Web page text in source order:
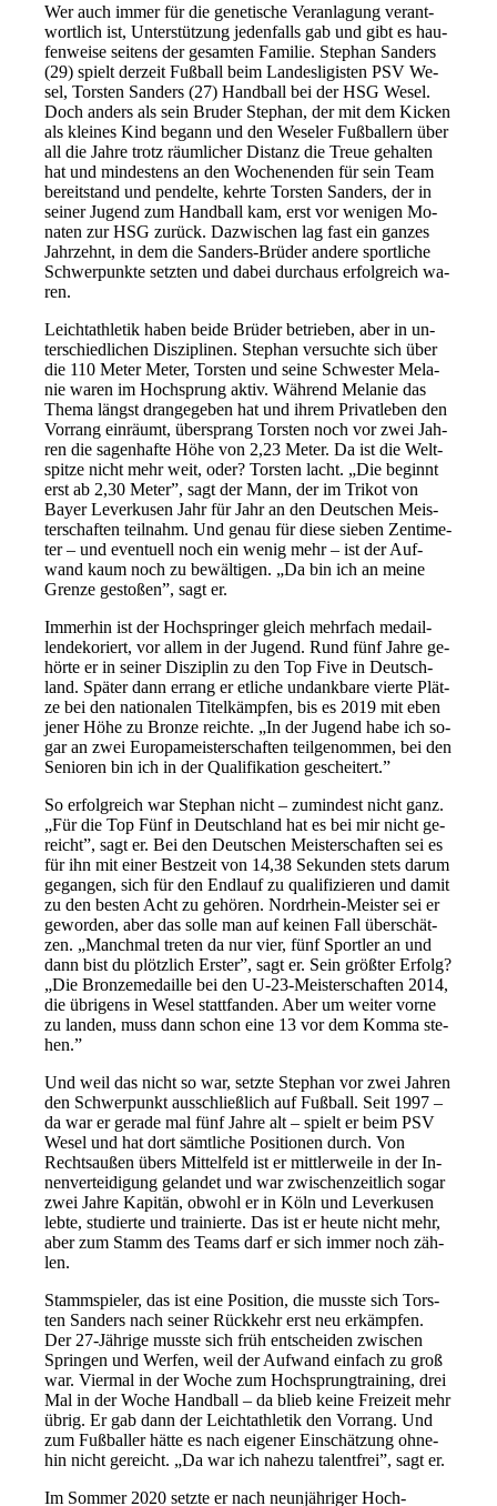
Wer auch im­mer für die ge­ne­ti­sche Ver­an­la­gung ver­ant­
wort­lich ist, Un­ter­stüt­zung je­den­falls gab und gibt es hau­
fen­wei­se sei­tens der ge­sam­ten Fa­mi­lie. Ste­phan San­ders
(29) spielt der­zeit Fuß­ball beim Lan­des­li­gis­ten PSV We­
sel, Tors­ten San­ders (27) Hand­ball bei der HSG We­sel.
Doch an­ders als sein Bru­der Ste­phan, der mit dem Ki­cken
als klei­nes Kind be­gann und den We­seler Fuß­bal­lern über
all die Jah­re trotz räum­li­cher Di­stanz die Treue ge­hal­ten
hat und min­des­tens an den Wo­chen­en­den für sein Team
be­reit­stand und pen­del­te, kehr­te Tors­ten San­ders, der in
sei­ner Ju­gend zum Hand­ball kam, erst vor we­ni­gen Mo­
na­ten zur HSG zu­rück. Da­zwi­schen lag fast ein gan­zes
Jahr­zehnt, in dem die San­ders-Brü­der an­de­re sport­li­che
Schwer­punk­te setz­ten und da­bei durch­aus er­folg­reich wa­
ren.
Leicht­ath­le­tik ha­ben bei­de Brü­der be­trie­ben, aber in un­
ter­schied­li­chen Dis­zi­pli­nen. Ste­phan ver­such­te sich über
die 110 Me­ter Me­ter, Tors­ten und sei­ne Schwes­ter Me­la­
nie wa­ren im Hoch­sprung ak­tiv. Wäh­rend Me­la­nie das
The­ma längst dran­ge­ge­ben hat und ih­rem Pri­vat­le­ben den
Vor­rang ein­räumt, über­sprang Tors­ten noch vor zwei Jah­
ren die sa­gen­haf­te Hö­he von 2,23 Me­ter. Da ist die Welt­
spit­ze nicht mehr weit, oder? Tors­ten lacht. „Die be­ginnt
erst ab 2,30 Me­ter”, sagt der Mann, der im Tri­kot von
Bay­er Le­ver­ku­sen Jahr für Jahr an den Deut­schen Meis­
ter­schaf­ten teil­nahm. Und ge­nau für die­se sie­ben Zen­ti­me­
ter – und even­tu­ell noch ein we­nig mehr – ist der Auf­
wand kaum noch zu be­wäl­ti­gen. „Da bin ich an mei­ne
Gren­ze ge­sto­ßen”, sagt er.
Im­mer­hin ist der Hoch­sprin­ger gleich mehr­fach me­dail­
len­de­ko­riert, vor al­lem in der Ju­gend. Rund fünf Jah­re ge­
hör­te er in sei­ner Dis­zi­plin zu den Top Fi­ve in Deutsch­
land. Spä­ter dann er­rang er et­li­che un­dank­ba­re vier­te Plät­
ze bei den na­tio­na­len Ti­tel­kämp­fen, bis es 2019 mit eben
je­ner Hö­he zu Bron­ze reich­te. „In der Ju­gend ha­be ich so­
gar an zwei Eu­ro­pa­meis­ter­schaf­ten teil­ge­nom­men, bei den
Se­nio­ren bin ich in der Qua­li­fi­ka­ti­on ge­schei­tert.”
So er­folg­reich war Ste­phan nicht – zu­min­dest nicht ganz.
„Für die Top Fünf in Deutsch­land hat es bei mir nicht ge­
reicht”, sagt er. Bei den Deut­schen Meis­ter­schaf­ten sei es
für ihn mit ei­ner Best­zeit von 14,38 Se­kun­den stets dar­um
ge­gan­gen, sich für den End­lauf zu qua­li­fi­zie­ren und da­mit
zu den bes­ten Acht zu ge­hö­ren. Nord­rhein-Meis­ter sei er
ge­wor­den, aber das sol­le man auf kei­nen Fall über­schät­
zen. „Manch­mal tre­ten da nur vier, fünf Sport­ler an und
dann bist du plötz­lich Ers­ter”, sagt er. Sein grö­ß­ter Er­folg?
„Die Bron­ze­me­dail­le bei den U-23-Meis­ter­schaf­ten 2014,
die üb­ri­gens in We­sel statt­fan­den. Aber um wei­ter vor­ne
zu lan­den, muss dann schon ei­ne 13 vor dem Kom­ma ste­
hen.”
Und weil das nicht so war, setz­te Ste­phan vor zwei Jah­ren
den Schwer­punkt aus­schlie­ß­lich auf Fuß­ball. Seit 1997 –
da war er ge­ra­de mal fünf Jah­re alt – spielt er beim PSV
We­sel und hat dort sämt­li­che Po­si­tio­nen durch. Von
Rechts­au­ßen übers Mit­tel­feld ist er mitt­ler­wei­le in der In­
nen­ver­tei­di­gung ge­lan­det und war zwi­schen­zeit­lich so­gar
zwei Jah­re Ka­pi­tän, ob­wohl er in Köln und Le­ver­ku­sen
leb­te, stu­dier­te und trai­nier­te. Das ist er heu­te nicht mehr,
aber zum Stamm des Teams darf er sich im­mer noch zäh­
len.
Stamm­spie­ler, das ist ei­ne Po­si­ti­on, die muss­te sich Tors­
ten San­ders nach sei­ner Rück­kehr erst neu er­kämp­fen.
Der 27-Jäh­ri­ge muss­te sich früh ent­schei­den zwi­schen
Sprin­gen und Wer­fen, weil der Auf­wand ein­fach zu groß
war. Vier­mal in der Wo­che zum Hoch­sprung­trai­ning, drei
Mal in der Wo­che Hand­ball – da blieb kei­ne Frei­zeit mehr
üb­rig. Er gab dann der Leicht­ath­le­tik den Vor­rang. Und
zum Fuß­bal­ler hät­te es nach ei­ge­ner Ein­schät­zung oh­ne­
hin nicht ge­reicht. „Da war ich na­he­zu ta­lent­frei”, sagt er.
Im Som­mer 2020 setz­te er nach neun­jäh­ri­ger Hoch­